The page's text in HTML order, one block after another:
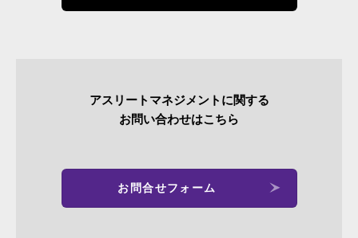
アスリートマネジメントに関する
お問い合わせはこちら
お問合せフォーム